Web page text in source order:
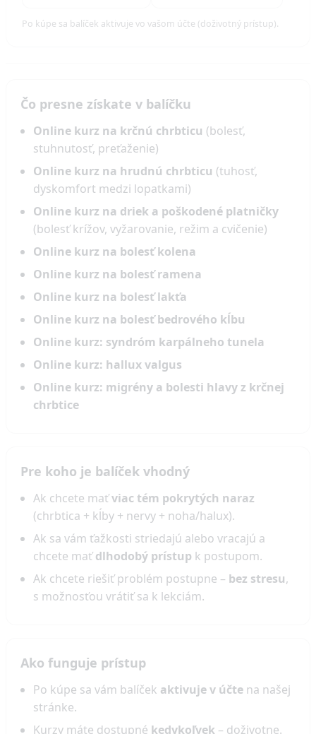
Po kúpe sa balíček aktivuje vo vašom účte (doživotný prístup).
Čo presne získate v balíčku
Online kurz na krčnú chrbticu (bolesť,
stuhnutosť, preťaženie)
Online kurz na hrudnú chrbticu (tuhosť,
dyskomfort medzi lopatkami)
Online kurz na driek a poškodené platničky
(bolesť krížov, vyžarovanie, režim a cvičenie)
Online kurz na bolesť kolena
Online kurz na bolesť ramena
Online kurz na bolesť lakťa
Online kurz na bolesť bedrového kĺbu
Online kurz: syndróm karpálneho tunela
Online kurz: hallux valgus
Online kurz: migrény a bolesti hlavy z krčnej
chrbtice
Pre koho je balíček vhodný
Ak chcete maťviac tém pokrytých naraz
(chrbtica + kĺby + nervy + noha/halux).
Ak sa vám ťažkosti striedajú alebo vracajú a
chcete maťdlhodobý prístup k postupom.
Ak chcete riešiť problém postupne – bez stresu,
s možnosťou vrátiť sa k lekciám.
Ako funguje prístup
Po kúpe sa vám balíček aktivuje v účte na našej
stránke.
Kurzy máte dostupné kedykoľvek – doživotne.